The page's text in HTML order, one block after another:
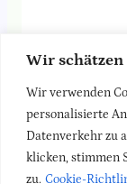
Wir
Wir verwenden
personalisierte
Datenverkehr zu
klicken, stimmen
zu. Cookie-
Arlesheim.